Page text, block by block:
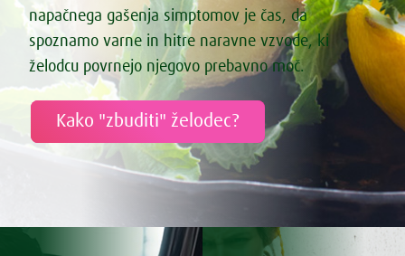
napačnega gašenja simptomov je čas, da
spoznamo varne in hitre naravne vzvode, ki
želodcu povrnejo njegovo prebavno moč.
Kako "zbuditi" želodec?